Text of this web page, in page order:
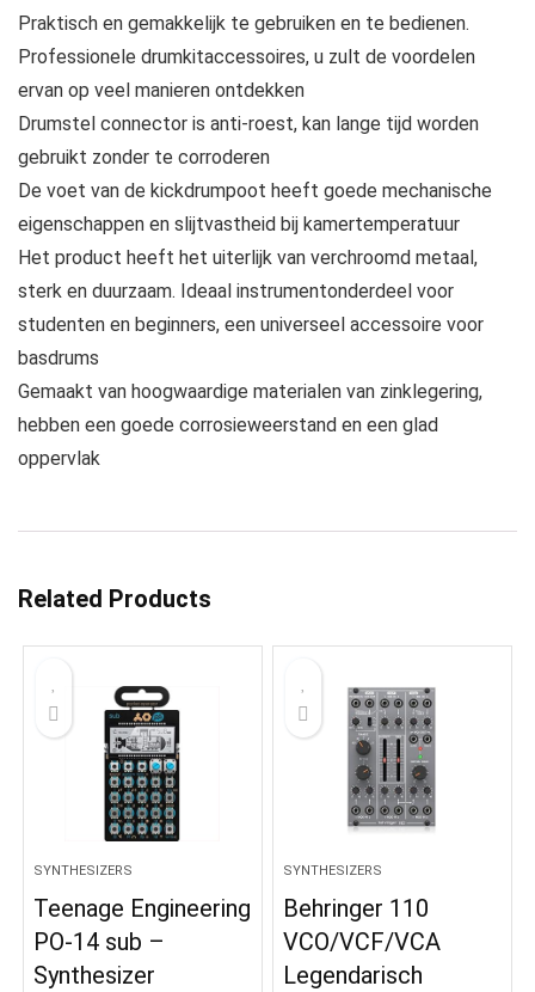
Praktisch en gemakkelijk te gebruiken en te bedienen.
Professionele drumkitaccessoires, u zult de voordelen
ervan op veel manieren ontdekken
Drumstel connector is anti-roest, kan lange tijd worden
gebruikt zonder te corroderen
De voet van de kickdrumpoot heeft goede mechanische
eigenschappen en slijtvastheid bij kamertemperatuur
Het product heeft het uiterlijk van verchroomd metaal,
sterk en duurzaam. Ideaal instrumentonderdeel voor
studenten en beginners, een universeel accessoire voor
basdrums
Gemaakt van hoogwaardige materialen van zinklegering,
hebben een goede corrosieweerstand en een glad
oppervlak
Related Products
SYNTHESIZERS
Teenage Engineering
PO-14 sub –
Synthesizer
SYNTHESIZERS
Behringer 110
VCO/VCF/VCA
Legendarisch